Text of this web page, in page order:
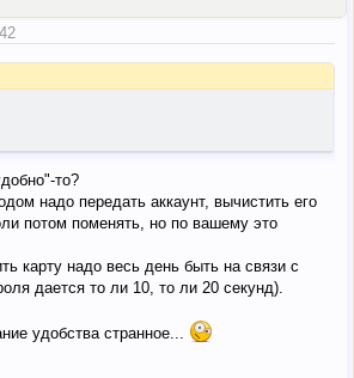
то?
надо передать аккаунт, вычистить его
потом поменять, но по вашему это
карту надо весь день быть на связи с
дается то ли 10, то ли 20 секунд).
удобства странное...